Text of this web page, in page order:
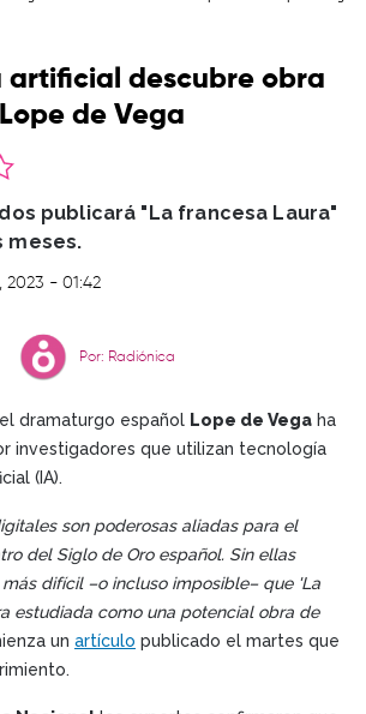
artificial descubre obra
de Vega
publicará "La francesa Laura"
meses.
2023 - 01:42
Por: Radiónica
dramaturgo español Lope de Vega ha
investigadores que utilizan tecnología
(IA).
son poderosas aliadas para el
del Siglo de Oro español. Sin ellas
difícil –o incluso imposible– que 'La
estudiada como una potencial obra de
un artículo publicado el martes que